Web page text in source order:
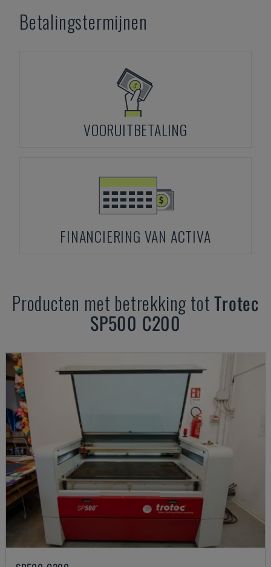
Betalingstermijnen
VOORUITBETALING
FINANCIERING VAN ACTIVA
Producten met betrekking totTrotec
SP500 C200